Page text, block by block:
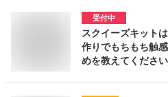
受付中
スクイーズキット
作りでもちもち触
めを教えてください